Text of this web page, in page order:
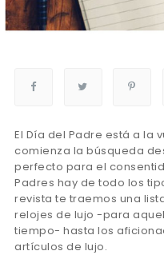
El Día del Padre está a la
comienza la búsqueda
perfecto para el
Padres hay de todo los
revista te traemos una
relojes de lujo -para
tiempo- hasta los
artículos de lujo.